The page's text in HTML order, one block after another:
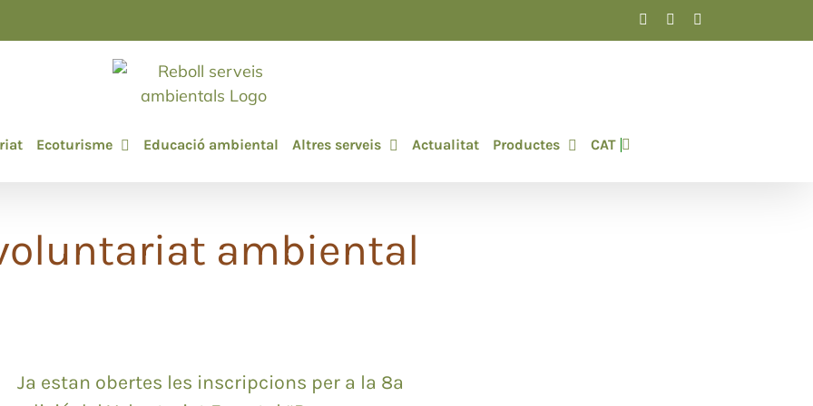
FacebookInstagram
Ecoturisme Educació ambiental Altres serveis Actualitat Productes CAT
ambiental
Ja estan obertes les inscripcions per a la 8a